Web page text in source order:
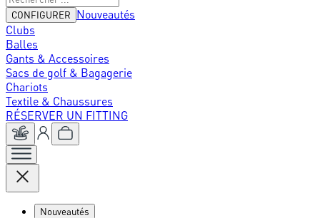
CONFIGURER
Nouveautés
Clubs
Balles
Gants & Accessoires
Sacs de golf & Bagagerie
Chariots
Textile & Chaussures
RÉSERVER UN FITTING
Nouveautés